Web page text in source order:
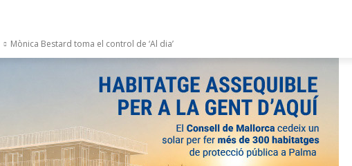
Mònica Bestard toma el control de ‘Al dia’